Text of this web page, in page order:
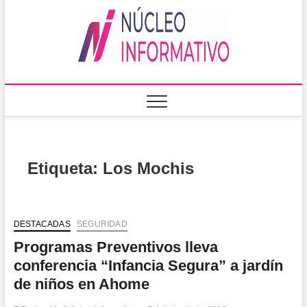
LOCALES DEL
Etiqueta: Los Mochis
DESTACADAS SEGURIDAD
Programas Preventivos lleva
conferencia “Infancia Segura” a jardín
de niños en Ahome